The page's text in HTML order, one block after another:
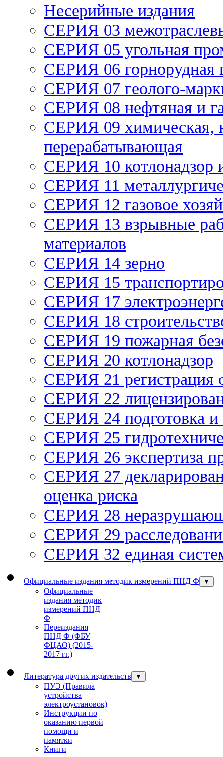
Несерийные издания
СЕРИЯ 03
СЕРИЯ 05 угольная
СЕРИЯ 06 горнорудная
СЕРИЯ 07 геолого-
СЕРИЯ 08 нефтяная и
СЕРИЯ 09 химическая,
перерабатывающая
СЕРИЯ 10 котлонадзор
СЕРИЯ 11
СЕРИЯ 12 газовое
СЕРИЯ 13 взрывные
материалов
СЕРИЯ 14 зерно
СЕРИЯ 15
СЕРИЯ 17
СЕРИЯ 18
СЕРИЯ 19 пожарная
СЕРИЯ 20 котлонадзор
СЕРИЯ 21
СЕРИЯ 22
СЕРИЯ 24 подготовка и
СЕРИЯ 25
СЕРИЯ 26 экспертиза
СЕРИЯ 27
оценка риска
СЕРИЯ 28
СЕРИЯ 29
СЕРИЯ 32 единая
Официальные издания методик измерений ПНД Ф ▼
Официальные
издания методик
измерений ПНД
Ф
Переиздания
ПНД Ф (ФБУ
ФЦАО) (2015-
2017 гг.)
Литература других издательств ▼
ПУЭ (Правила
устройства
электроустановок)
Инструкции по
оказанию первой
помощи и
памятки
Книги